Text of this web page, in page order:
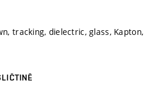
tracking, dielectric, glass, Kapton,